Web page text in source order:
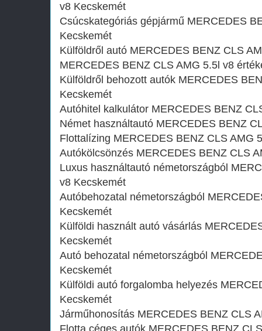
v8 Kecskemét
Csúcskategóriás gépjármű MERCEDES
Kecskemét
Külföldről autó MERCEDES BENZ CLS
MERCEDES BENZ CLS AMG 5.5l v8
Külföldről behozott autók MERCEDES
Kecskemét
Autóhitel kalkulátor MERCEDES BENZ
Német használtautó MERCEDES BENZ
Flottalízing MERCEDES BENZ CLS AMG
Autókölcsönzés MERCEDES BENZ CLS
Luxus használtautó németországból
v8 Kecskemét
Autóbehozatal németországból
Kecskemét
Külföldi használt autó vásárlás
Kecskemét
Autó behozatal németországból
Kecskemét
Külföldi autó forgalomba helyezés
Kecskemét
Járműhonosítás MERCEDES BENZ CLS
Flotta céges autók MERCEDES BENZ